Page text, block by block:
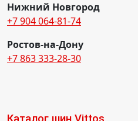
Нижний Новгород
+7 904 064-81-74
Ростов-на-Дону
+7 863 333-28-30
Каталог шин Vittos